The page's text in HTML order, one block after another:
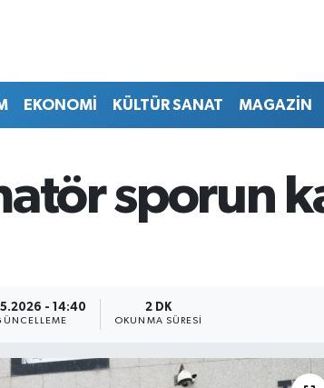
EKONOMİ KÜLTÜR SANAT MAGAZİN
sporun
- 14:40 2 DK
OKUNMA SÜRESI